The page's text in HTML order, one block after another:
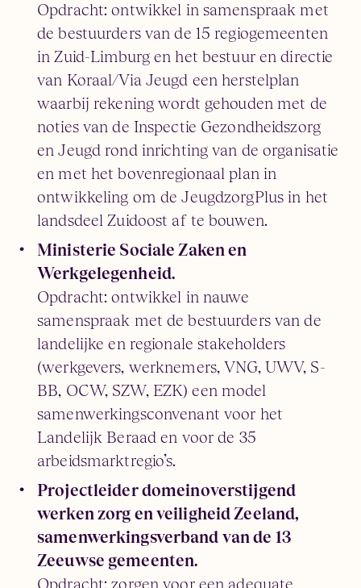
Opdracht: ontwikkel in samenspraak met
de bestuurders van de 15 regiogemeenten
in Zuid-Limburg en het bestuur en directie
van Koraal/Via Jeugd een herstelplan
waarbij rekening wordt gehouden met de
noties van de Inspectie Gezondheidszorg
en Jeugd rond inrichting van de organisatie
en met het bovenregionaal plan in
ontwikkeling om de JeugdzorgPlus in het
landsdeel Zuidoost af te bouwen.
Ministerie Sociale Zaken en
Werkgelegenheid.
Opdracht: ontwikkel in nauwe
samenspraak met de bestuurders van de
landelijke en regionale stakeholders
(werkgevers, werknemers, VNG, UWV, S-
BB, OCW, SZW, EZK) een model
samenwerkingsconvenant voor het
Landelijk Beraad en voor de 35
arbeidsmarktregio’s.
Projectleider domeinoverstijgend
werken zorg en veiligheid Zeeland,
samenwerkingsverband van de 13
Zeeuwse gemeenten.